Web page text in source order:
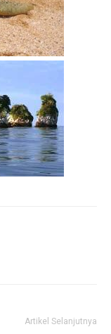
Artikel Selanjutnya